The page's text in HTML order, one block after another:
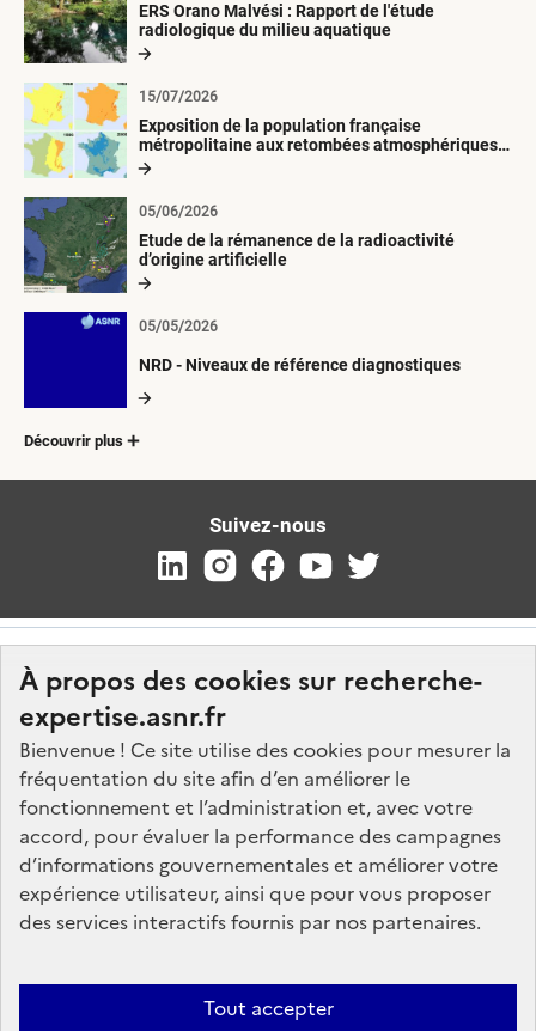
À propos des cookies sur recherche-
expertise.asnr.fr
Bienvenue ! Ce site utilise des cookies pour mesurer la
fréquentation du site afin d’en améliorer le
fonctionnement et l’administration et, avec votre
accord, pour évaluer la performance des campagnes
d’informations gouvernementales et améliorer votre
expérience utilisateur, ainsi que pour vous proposer
des services interactifs fournis par nos partenaires.
Tout accepter
ERS Orano Malvési : Rapport de l'étude
radiologique du milieu aquatique
Exposition de la population française
métropolitaine aux retombées atmosphériques
radioactives depuis 1945
15/07/2026
Etude de la rémanence de la radioactivité
d’origine artificielle
05/06/2026
NRD - Niveaux de référence diagnostiques
05/05/2026
Découvrir plus
Suivez-nous
Nos marchés
Nos offres d'emploi
FAQ
Glossaire